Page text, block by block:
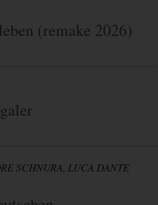
(remake 2026)
SCHNURA, LUCA DANTE